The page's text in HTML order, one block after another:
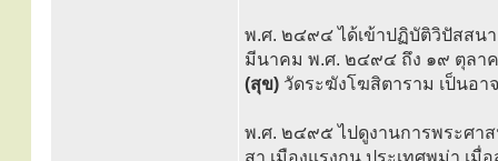
พ.ศ. ๒๔๙๔ ได้เข้าปฏิบัติวิปัสสน
มีนาคม พ.ศ. ๒๔๙๔ ถึง ๑๙ ตุลา
(สุข) วัดระฆังโฆสิตาราม เป็นอา
พ.ศ. ๒๔๙๕ ไปดูงานการพระศา
สา เมืองแรงกูน ประเทศพม่า เ